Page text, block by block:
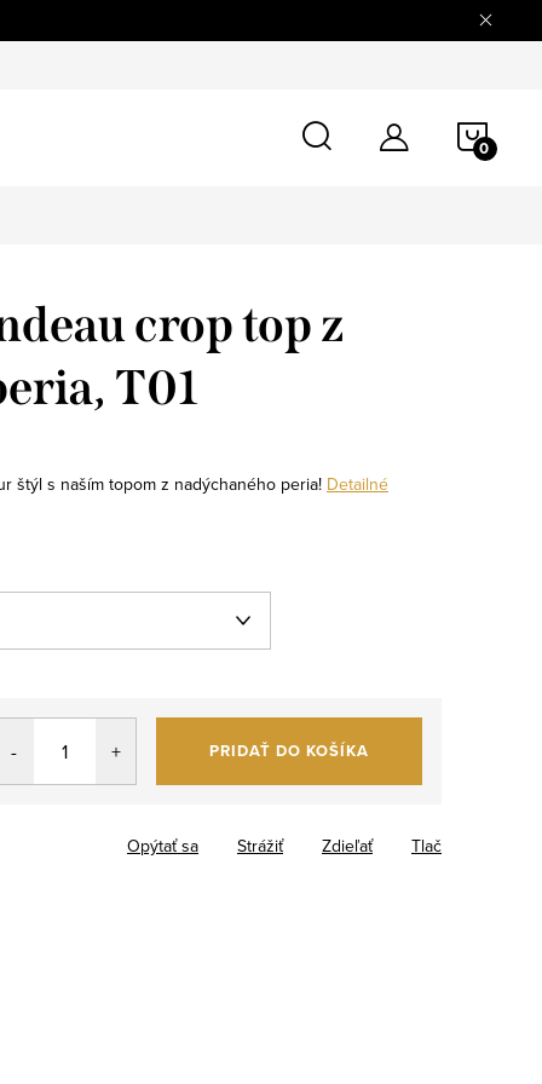
crop top z
T01
štýl s naším topom z nadýchaného peria! Detailné
PRIDAŤ DO KOŠÍKA
Tlač
Opýtať sa Strážiť Zdieľať